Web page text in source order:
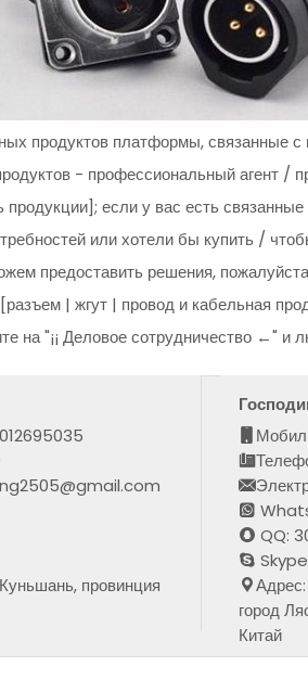
продуктов платформы, связанные с
- профессиональный агент /
продукции]; если у вас есть
или хотели бы купить /
предоставить решения,
| жгут | провод и кабельная
на "¡¡ Деловое сотрудничество ←" и
провинция
QQ:
город
Китай